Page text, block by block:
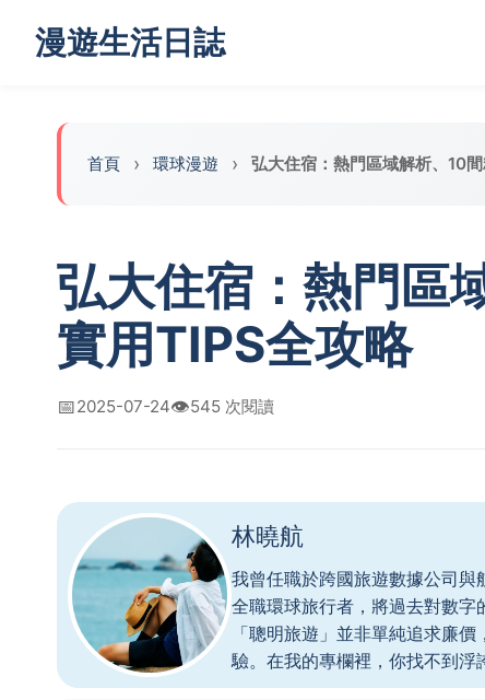
漫遊生活日誌
首頁 ‌環球漫遊 弘大住宿：熱門區域解析、10
弘大住宿：熱門區
實用TIPS全攻略
📅2025-07-24👁️545 次閱讀
林曉航
我曾任職於跨國旅遊數據公司與
全職環球旅行者，將過去對數
「聰明旅遊」並非單純追求廉
驗。在我的專欄裡，你找不到浮